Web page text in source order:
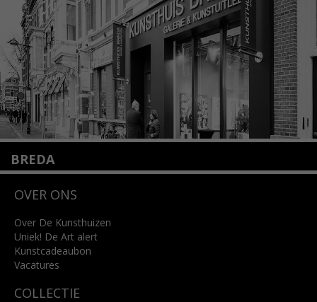
Lees meer
BREDA
4818 SB Breda
info@kunsthuisbreda.nl
Lees meer
OVER ONS
Over De Kunsthuizen
Uniek! De Art alert
Kunstcadeaubon
Vacatures
COLLECTIE